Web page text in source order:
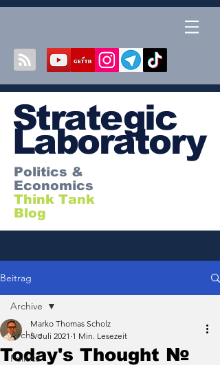
Strategic
Laboratory
Politics &
Economics
Think Tank
Blog
Beitrag
Archive
Politics
Archive
Today's Thought №
Marko Thomas Scholz
5. Juli 2021 1 Min. Lesezeit